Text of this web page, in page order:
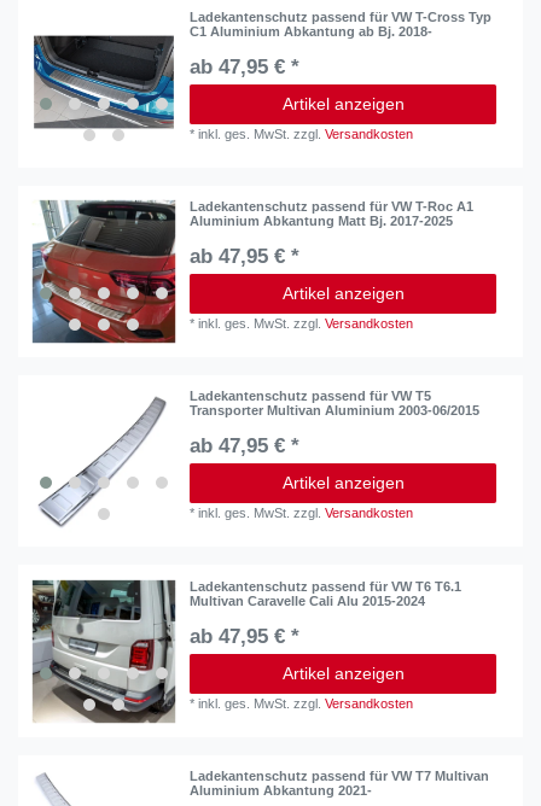
Ladekantenschutz passend für VW T-Cross Typ
C1 Aluminium Abkantung ab Bj. 2018-
ab 47,95 € *
Artikel anzeigen
*inkl. ges. MwSt. zzgl.Versandkosten
Ladekantenschutz passend für VW T-Roc A1
Aluminium Abkantung Matt Bj. 2017-2025
ab 47,95 € *
Artikel anzeigen
*inkl. ges. MwSt. zzgl.Versandkosten
Ladekantenschutz passend für VW T5
Transporter Multivan Aluminium 2003-06/2015
ab 47,95 € *
Artikel anzeigen
*inkl. ges. MwSt. zzgl.Versandkosten
Ladekantenschutz passend für VW T6 T6.1
Multivan Caravelle Cali Alu 2015-2024
ab 47,95 € *
Artikel anzeigen
*inkl. ges. MwSt. zzgl.Versandkosten
Ladekantenschutz passend für VW T7 Multivan
Aluminium Abkantung 2021-